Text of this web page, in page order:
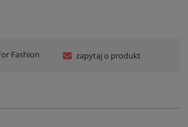
Fashion zapytaj o produkt